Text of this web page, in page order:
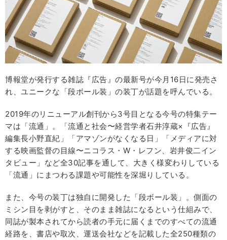
博報堂が発行する雑誌『広告』の最新号が今月16日に発売さ
れ、ユニークな「段ボール装」の装丁が話題を呼んでいる。
2019年のリニューアル創刊から3号目となる今号の特集テー
マは「流通」。「流通と社会〜経営学者石井淳蔵×『広告』
編集⻑小野直紀」「アマゾンがなくなる日」「メディアに対
する映画監督の目線〜ニコラス・W・レフン、岩井俊二イン
タビュー」など全30記事を通して、大きく様変わりしている
「流通」にまつわる課題や可能性を深堀りしている。
また、今号の装丁は独自に開発した「段ボール装」。側面の
ミシン目を剥がすと、そのまま雑誌になるという仕組みで、
同誌が製本されてから読者の手元に届くまでのすべての流通
経路を、書店や取次、運送会社などを記載した全250種類の